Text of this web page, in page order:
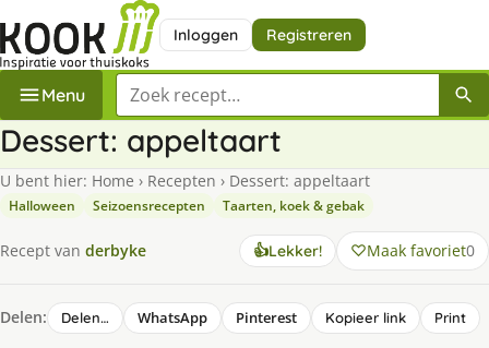
Inloggen Registreren
Menu Zoek een recept
Dessert: appeltaart
U bent hier: Home › Recepten › Dessert: appeltaart
Halloween Seizoensrecepten Taarten, koek & gebak
Recept van derbyke 👍Lekker! Maak favoriet0
Delen: Delen… WhatsApp Pinterest Kopieer link Print